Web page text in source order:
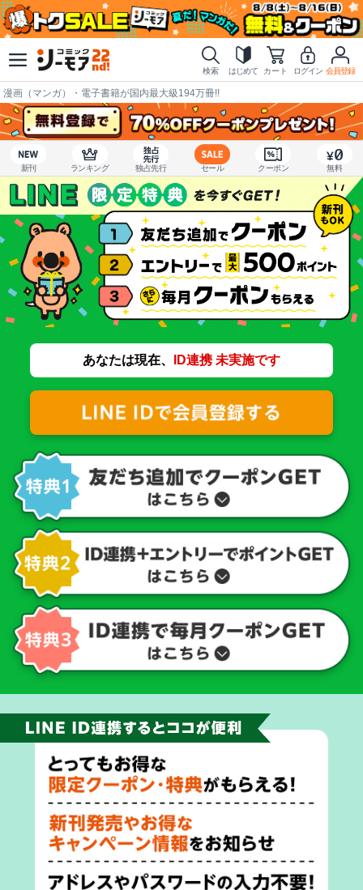
検索 はじめて カート ログイン 会員登録
漫画（マンガ）・電子書籍が国内最大級194万冊!!
新刊 ランキング 独占先行 セール クーポン 無料
あなたは現在、 ID連携 未実施です